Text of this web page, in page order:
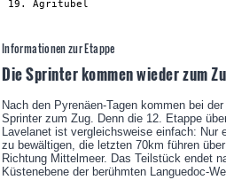
Informationen zur Etappe
Die Sprinter kommen wieder zum
Nach den Pyrenäen-Tagen kommen bei
Sprinter zum Zug. Denn die 12. Etappe
Lavelanet ist vergleichsweise einfach: Nur
zu bewältigen, die letzten 70km führen
Richtung Mittelmeer. Das Teilstück endet
Küstenebene der berühmten Languedoc-